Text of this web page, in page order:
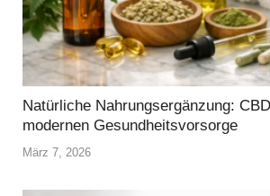
Natürliche Nahrungsergänzung:
modernen Gesundheitsvorsorge
März 7, 2026